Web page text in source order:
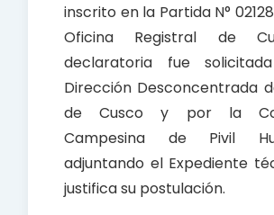
inscrito en la Partida N°
Oficina Registral de
declaratoria fue
Dirección Desconcentrada
de Cusco y por la
Campesina de Pivil
adjuntando el Expediente
justifica su postulación.